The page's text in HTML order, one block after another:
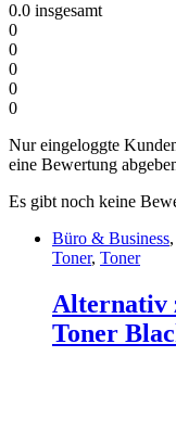
0.0 insgesamt
0
0
0
0
0
Nur eingeloggte
eine Bewertung
Es gibt noch keine
Büro & Business,
Toner, Toner
Alternativ
Toner